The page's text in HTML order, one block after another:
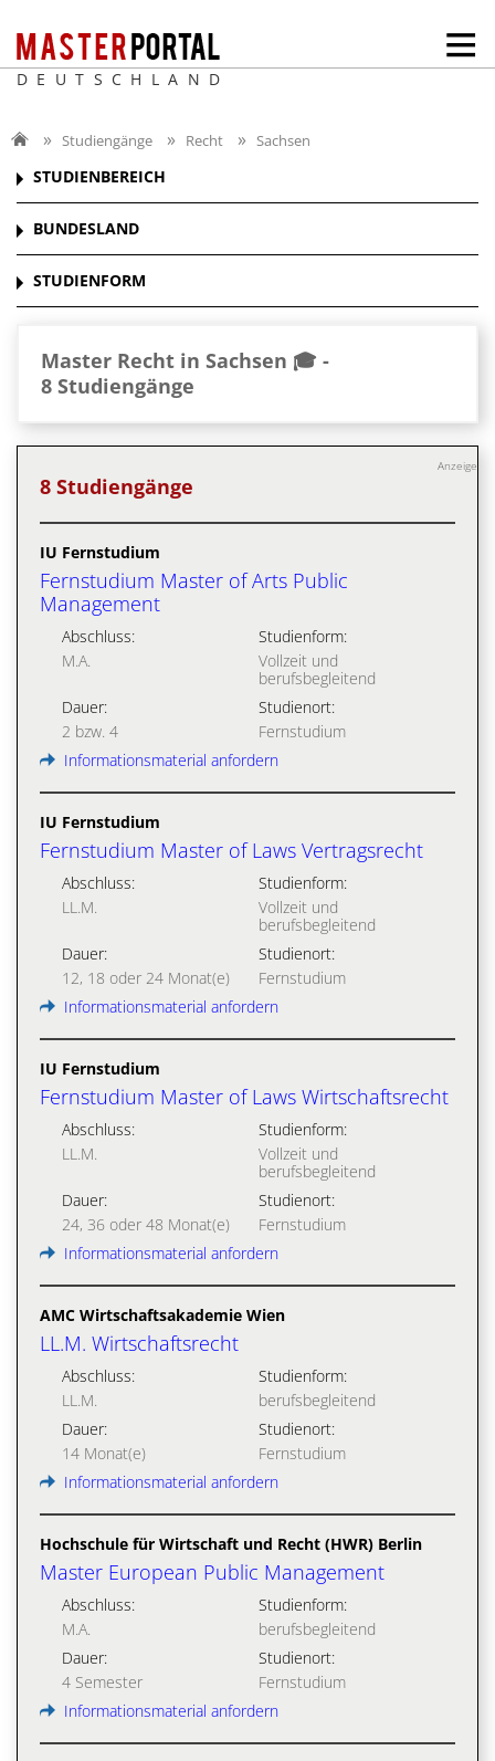
DEUTSCHLAND
Studiengänge Recht Sachsen
STUDIENBEREICH
BUNDESLAND
STUDIENFORM
Master Recht in Sachsen 🎓 -
8 Studiengänge
Anzeige
8 Studiengänge
IU Fernstudium
Fernstudium Master of Arts Public
Management
Abschluss:
M.A.
Studienform:
Vollzeit und
berufsbegleitend
Dauer:
2 bzw. 4
Studienort:
Fernstudium
Informationsmaterial anfordern
IU Fernstudium
Fernstudium Master of Laws Vertragsrecht
Abschluss:
LL.M.
Studienform:
Vollzeit und
berufsbegleitend
Dauer:
12, 18 oder 24 Monat(e)
Studienort:
Fernstudium
Informationsmaterial anfordern
IU Fernstudium
Fernstudium Master of Laws Wirtschaftsrecht
Abschluss:
LL.M.
Studienform:
Vollzeit und
berufsbegleitend
Dauer:
24, 36 oder 48 Monat(e)
Studienort:
Fernstudium
Informationsmaterial anfordern
AMC Wirtschaftsakademie Wien
LL.M. Wirtschaftsrecht
Abschluss:
LL.M.
Studienform:
berufsbegleitend
Dauer:
14 Monat(e)
Studienort:
Fernstudium
Informationsmaterial anfordern
Hochschule für Wirtschaft und Recht (HWR) Berlin
Master European Public Management
Abschluss:
M.A.
Studienform:
berufsbegleitend
Dauer:
4 Semester
Studienort:
Fernstudium
Informationsmaterial anfordern